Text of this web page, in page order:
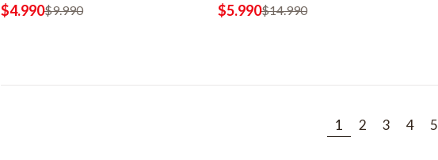
$4.990$9.990 $5.990$14.990
1 2 3 4 5